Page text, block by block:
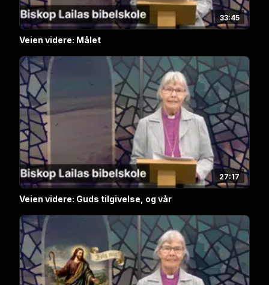
33:45
Veien videre: Målet
27:17
Veien videre: Guds tilgivelse, og vår